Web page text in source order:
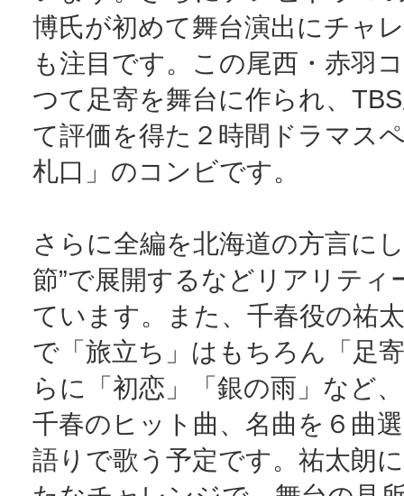
博氏が初めて舞台演出にチャ
も注目です。この尾西・赤羽
つて足寄を舞台に作られ、
て評価を得た２時間ドラマス
札口」のコンビです。
さらに全編を北海道の方言に
節”で展開するなどリアリティ
ています。また、千春役の祐
で「旅立ち」はもちろん「足
らに「初恋」「銀の雨」など
千春のヒット曲、名曲を６曲
語りで歌う予定です。祐太朗